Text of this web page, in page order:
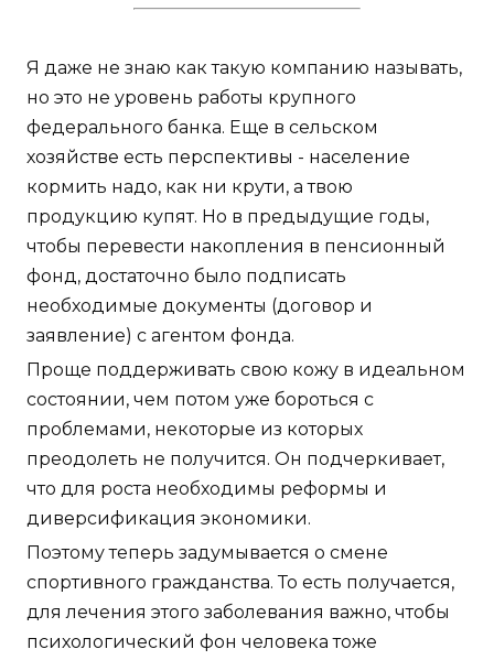
Я даже не знаю как такую компанию называть,
но это не уровень работы крупного
федерального банка. Еще в сельском
хозяйстве есть перспективы - население
кормить надо, как ни крути, а твою
продукцию купят. Но в предыдущие годы,
чтобы перевести накопления в пенсионный
фонд, достаточно было подписать
необходимые документы (договор и
заявление) с агентом фонда.
Проще поддерживать свою кожу в идеальном
состоянии, чем потом уже бороться с
проблемами, некоторые из которых
преодолеть не получится. Он подчеркивает,
что для роста необходимы реформы и
диверсификация экономики.
Поэтому теперь задумывается о смене
спортивного гражданства. То есть получается,
для лечения этого заболевания важно, чтобы
психологический фон человека тоже